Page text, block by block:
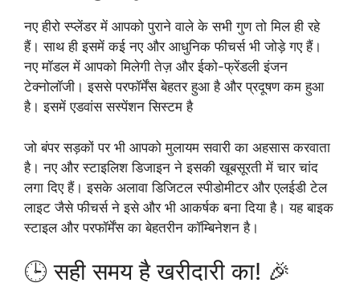
नए हीरो स्प्लेंडर में आपको पुराने वाले के सभी गुण तो मिल ही रहे
हैं। साथ ही इसमें कई नए और आधुनिक फीचर्स भी जोड़े गए हैं।
नए मॉडल में आपको मिलेगी तेज़ और ईको-फ्रेंडली इंजन
टेक्नोलॉजी। इससे परफॉर्मेंस बेहतर हुआ है और प्रदूषण कम हुआ
है। इसमें एडवांस सस्पेंशन सिस्टम है
जो बंपर सड़कों पर भी आपको मुलायम सवारी का अहसास करवाता
है। नए और स्टाइलिश डिजाइन ने इसकी खूबसूरती में चार चांद
लगा दिए हैं। इसके अलावा डिजिटल स्पीडोमीटर और एलईडी टेल
लाइट जैसे फीचर्स ने इसे और भी आकर्षक बना दिया है। यह बाइक
स्टाइल और परफॉर्मेंस का बेहतरीन कॉम्बिनेशन है।
🕒 सही समय है खरीदारी का! 🎉